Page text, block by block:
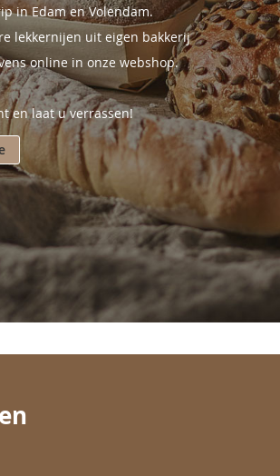
in Edam en Volendam.
lekkernijen uit eigen bakkerij
online in onze webshop.
en laat u verrassen!